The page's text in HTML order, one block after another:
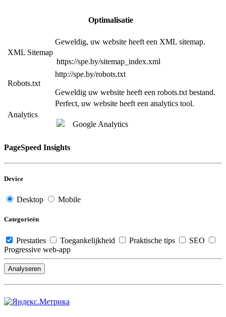
Optimalisatie
XML Sitemap
Geweldig, uw website heeft een XML sitemap.
https://spe.by/sitemap_index.xml
Robots.txt
http://spe.by/robots.txt
Geweldig uw website heeft een robots.txt bestand.
Analytics
Perfect, uw website heeft een analytics tool.
Google Analytics
PageSpeed Insights
Device
Desktop Mobile
Categorieën
Prestaties Toegankelijkheid Praktische tips
SEO
Progressive web-app
Analyseren